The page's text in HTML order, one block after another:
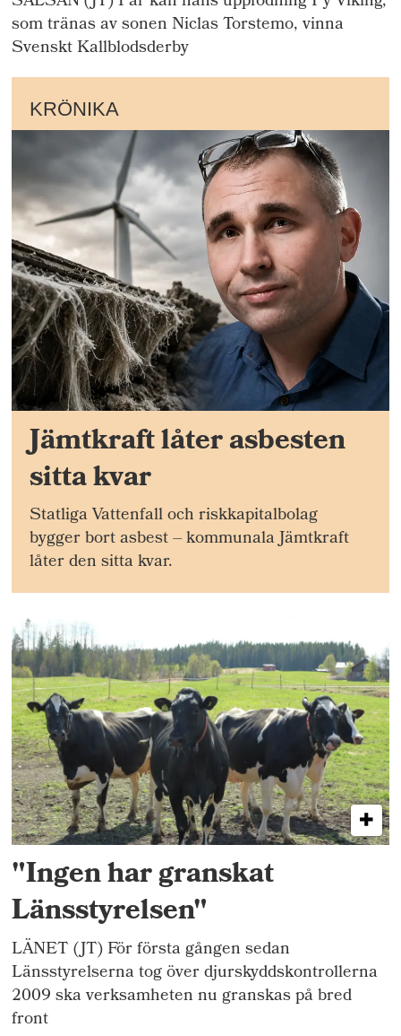
som tränas av sonen Niclas Torstemo, vinna
Svenskt Kallblodsderby
KRÖNIKA
Jämtkraft låter asbesten
sitta kvar
Statliga Vattenfall och riskkapitalbolag
bygger bort asbest – kommunala Jämtkraft
låter den sitta kvar.
"Ingen har granskat
Länsstyrelsen"
LÄNET (JT) För första gången sedan
Länsstyrelserna tog över djurskyddskontrollerna
2009 ska verksamheten nu granskas på bred
front